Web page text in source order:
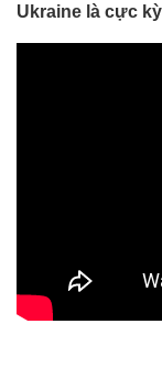
Ukraine là cực